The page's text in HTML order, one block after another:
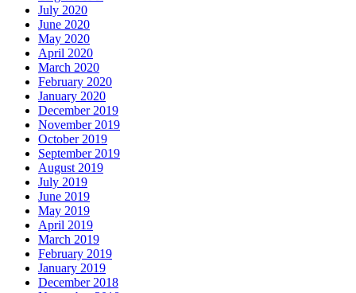
July 2020
June 2020
May 2020
April 2020
March 2020
February 2020
January 2020
December 2019
November 2019
October 2019
September 2019
August 2019
July 2019
June 2019
May 2019
April 2019
March 2019
February 2019
January 2019
December 2018